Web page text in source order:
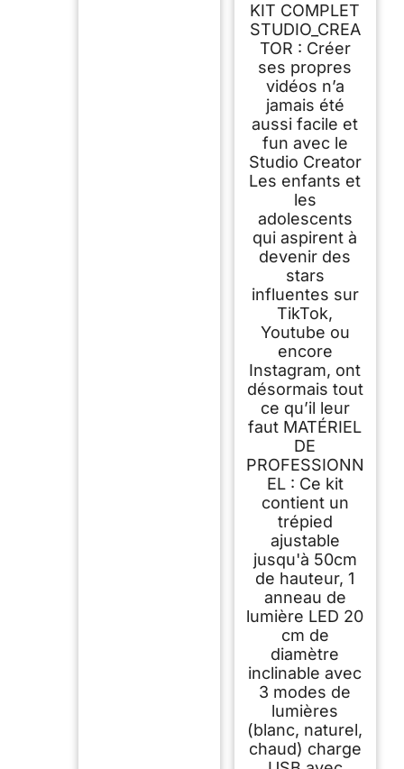
Deviens Influenceur
- Accessoires avec
Fond Vert, Trepied
et Anneau de
Lumière - dès 8 ans
- INF 001 -
Cranberry
KIT COMPLET
STUDIO_CREA
TOR : Créer
ses propres
vidéos n’a
jamais été
aussi facile et
fun avec le
Studio Creator
Les enfants et
les
adolescents
qui aspirent à
devenir des
stars
influentes sur
TikTok,
Youtube ou
encore
Instagram, ont
désormais tout
ce qu’il leur
faut MATÉRIEL
DE
PROFESSIONN
EL : Ce kit
contient un
trépied
ajustable
jusqu'à 50cm
de hauteur, 1
anneau de
lumière LED 20
cm de
diamètre
inclinable avec
3 modes de
lumières
(blanc, naturel,
chaud) charge